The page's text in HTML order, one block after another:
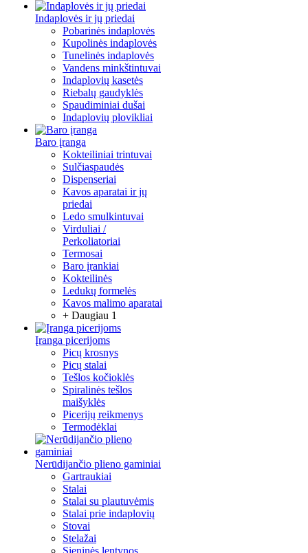
Indaplovės ir jų priedai
Pobarinės indaplovės
Kupolinės indaplovės
Tunelinės indaplovės
Vandens minkštintuvai
Indaplovių kasetės
Riebalų gaudyklės
Spaudiminiai dušai
Indaplovių plovikliai
Baro įranga
Kokteiliniai trintuvai
Sulčiaspaudės
Dispenseriai
Kavos aparatai ir jų
priedai
Ledo smulkintuvai
Virduliai /
Perkoliatoriai
Termosai
Baro įrankiai
Kokteilinės
Ledukų formelės
Kavos malimo aparatai
+ Daugiau 1
Įranga picerijoms
Picų krosnys
Picų stalai
Tešlos kočioklės
Spiralinės tešlos
maišyklės
Picerijų reikmenys
Termodėklai
Nerūdijančio plieno gaminiai
Gartraukiai
Stalai
Stalai su plautuvėmis
Stalai prie indaplovių
Stovai
Stelažai
Sieninės lentynos